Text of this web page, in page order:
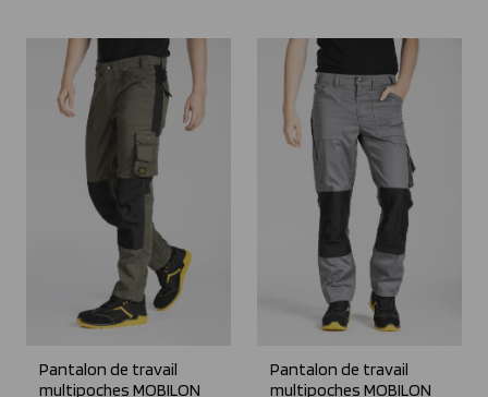
Pantalon de travail
multipoches MOBILON
Pantalon de travail
multipoches MOBILON